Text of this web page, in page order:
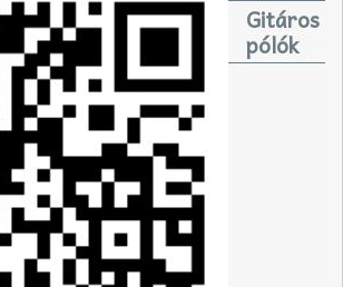
Gitáros
pólók